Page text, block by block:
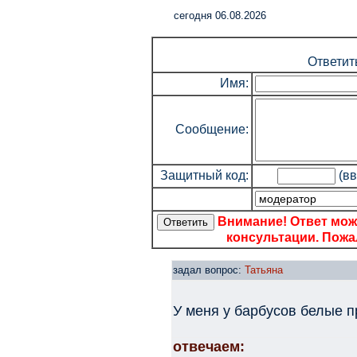
cегодня 06.08.2026
Имя:
Сообщение:
Защитный код:
Внимание! Ответ
консультации.
задал вопрос: Татьяна
У меня у барбусов белые
отвечаем: